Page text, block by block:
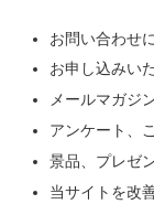
お問い合わせ
お申し込みい
メールマガジ
アンケート、
景品、プレゼ
当サイトを改